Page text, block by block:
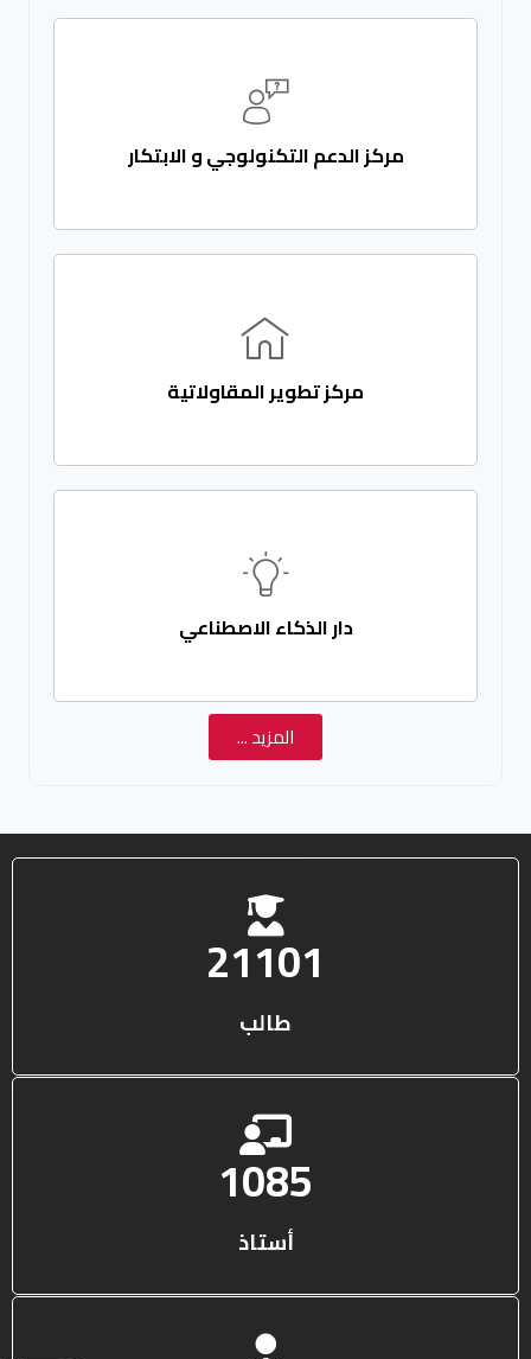
مركز الدعم التكنولوجي و الابتكار
مركز تطوير المقاولاتية
دار الذكاء الاصطناعي
المزيد ...
25578
طالب
1316
أستاذ